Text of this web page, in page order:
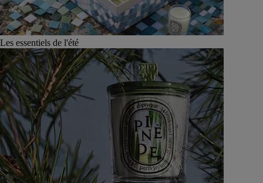
Les essentiels de l'été